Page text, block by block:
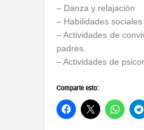
– Danza y relajación
– Habilidades
– Actividades de
padres.
– Actividades de
Comparte esto: